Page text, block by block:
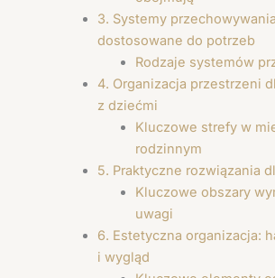
3. Systemy przechowywania
dostosowane do potrzeb
Rodzaje systemów
4. Organizacja przestrzeni
z dziećmi
Kluczowe strefy w
rodzinnym
5. Praktyczne rozwiązania
Kluczowe obszary
uwagi
6. Estetyczna organizacja:
i wygląd